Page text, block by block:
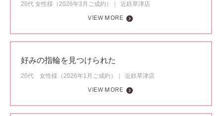
20代 女性様（2026年3月ご成約）
近鉄草津店
VIEW MORE
好みの指輪を見つけられた
20代 女性様（2026年1月ご成約）
近鉄草津店
VIEW MORE